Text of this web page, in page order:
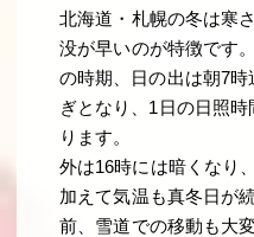
北海道・札幌の冬は寒
没が早いのが特徴です
の時期、日の出は朝7
ぎとなり、1日の日照
ります。
外は16時には暗くなり
加えて気温も真冬日が
前、雪道での移動も大